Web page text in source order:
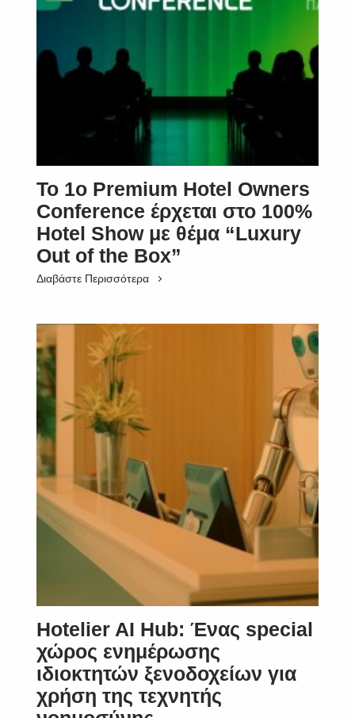
Το 1ο Premium Hotel Owners
Conference έρχεται στο 100%
Hotel Show με θέμα “Luxury
Out of the Box”
Διαβάστε Περισσότερα
Hotelier AI Hub: Ένας special
χώρος ενημέρωσης
ιδιοκτητών ξενοδοχείων για
χρήση της τεχνητής
SUBSCRIBE